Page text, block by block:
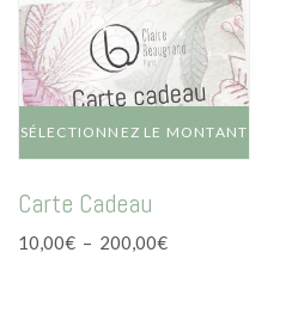
SÉLECTIONNEZ LE MONTANT
produit
plusieurs
Carte Cadeau
10,00€ – 200,00€Plage